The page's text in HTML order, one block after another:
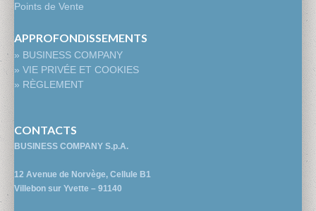
Points de Vente
APPROFONDISSEMENTS
» BUSINESS COMPANY
» VIE PRIVÉE ET COOKIES
» RÈGLEMENT
CONTACTS
BUSINESS COMPANY S.p.A.
12 Avenue de Norvège, Cellule B1
Villebon sur Yvette – 91140